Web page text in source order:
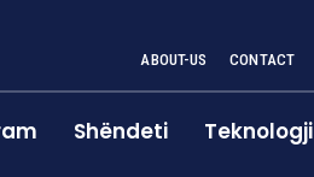
ABOUT-US CONTACT
Shëndeti Teknologji